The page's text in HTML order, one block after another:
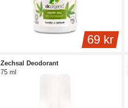
69 kr
Zechsal Deodorant
75 ml